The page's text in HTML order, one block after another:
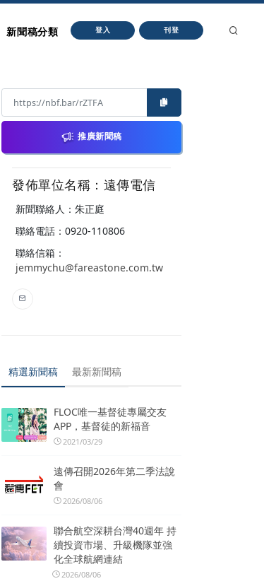
新聞稿分類 登入 刊登
推廣新聞稿
發佈單位名稱：遠傳電信
新聞聯絡人：朱正庭
聯絡電話：0920-110806
聯絡信箱：
jemmychu@fareastone.com.tw
精選新聞稿 最新新聞稿
FLOC唯一基督徒專屬交友
APP，基督徒的新福音
2021/03/29
遠傳召開2026年第二季法說
會
2026/08/06
聯合航空深耕台灣40週年 持
續投資市場、升級機隊並強
化全球航網連結
2026/08/06